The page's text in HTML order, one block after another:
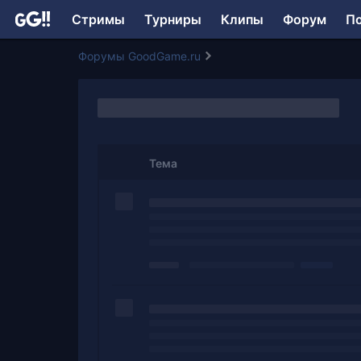
Стримы Турниры Клипы Форум
Форумы GoodGame.ru
Тема